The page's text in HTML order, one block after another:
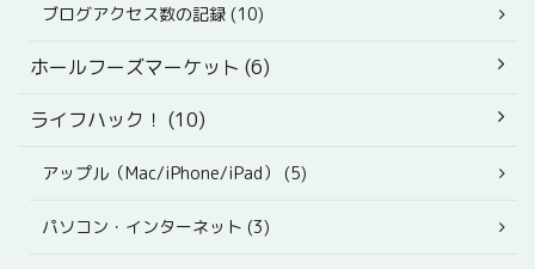
ブログアクセス数の記録 (10)
ホールフーズマーケット (6)
ライフハック！ (10)
アップル（Mac/iPhone/iPad） (5)
パソコン・インターネット (3)